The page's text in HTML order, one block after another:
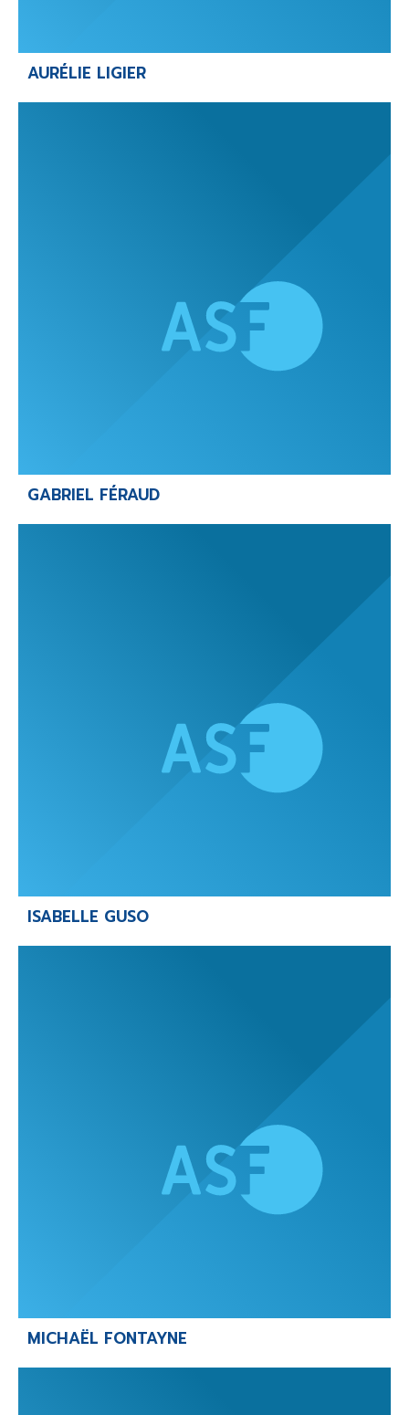
AURÉLIE LIGIER
GABRIEL FÉRAUD
ISABELLE GUSO
MICHAËL FONTAYNE